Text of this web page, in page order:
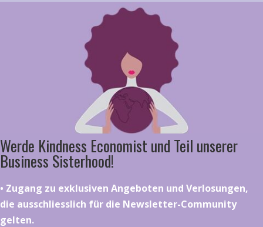
Werde Kindness Economist und Teil unserer
Business Sisterhood!
•⁠ ⁠⁠Zugang zu exklusiven Angeboten und Verlosungen,
die ausschliesslich für die Newsletter-Community
gelten.